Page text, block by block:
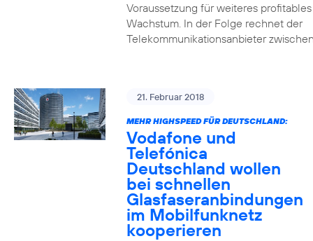
Voraussetzung für weiteres profitables
Wachstum. In der Folge rechnet der
Telekommunikationsanbieter
21. Februar 2018
MEHR HIGHSPEED FÜR DEUTSCHLAND:
Vodafone und
Telefónica
Deutschland wollen
bei schnellen
Glasfaseranbindungen
im Mobilfunknetz
kooperieren